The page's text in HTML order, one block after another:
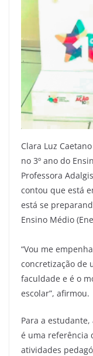
Clara Luz
no 3º ano do
Professora
contou que está
está se
Ensino Médio
“Vou me
concretização de
faculdade e é o
escolar”, afirmou.
Para a estudante,
é uma referência
atividades